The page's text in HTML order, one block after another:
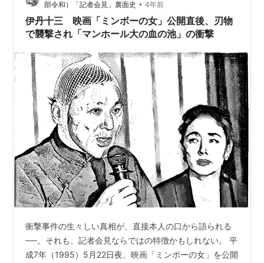
もあります。 大東北公民館の…
部令和）「記者会見」裏面史 • 4年前
伊丹十三 映画「ミンボーの女」公開直後、刃物
で襲撃され「マンホール大の血の池」の衝撃
衝撃事件の生々しい真相が、直接本人の口から語られる
──。それも、記者会見ならではの特徴かもしれない。 平
成7年（1995）5月22日夜、映画「ミンボーの女」を公開